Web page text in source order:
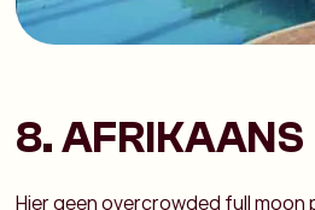
8. AFRIKAANS
Hier geen overcrowded full